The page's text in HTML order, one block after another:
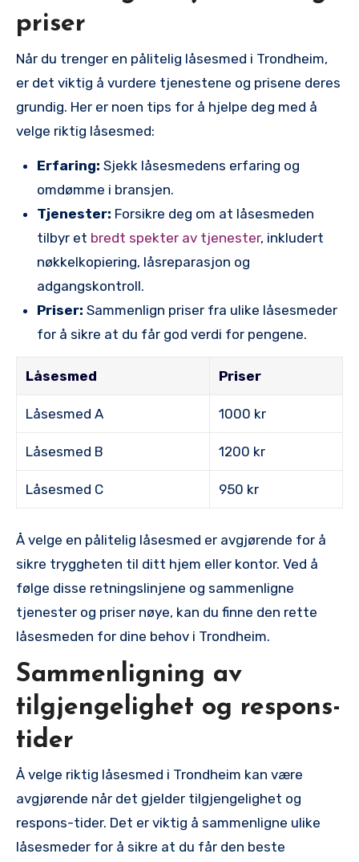
priser
Når du trenger en pålitelig låsesmed i Trondheim,
er det viktig å vurdere tjenestene og prisene deres
grundig. Her er noen tips for å hjelpe deg‍ med å
velge riktig låsesmed:
Erfaring: Sjekk låsesmedens erfaring og
omdømme i bransjen.
Tjenester: Forsikre deg om at låsesmeden
tilbyr et bredt spekter av​ tjenester, inkludert
nøkkelkopiering, låsreparasjon og
adgangskontroll.
Priser: Sammenlign priser fra ulike låsesmeder
for å sikre at du får god verdi for pengene.
Låsesmed Priser
Låsesmed A 1000 kr
Låsesmed B 1200 kr
Låsesmed C 950 kr
Å velge en pålitelig låsesmed er avgjørende for å
sikre tryggheten til ditt hjem eller⁤ kontor. Ved å
følge⁢ disse retningslinjene og sammenligne
tjenester og priser nøye, kan du ⁤finne den rette
låsesmeden for dine behov i Trondheim.
Sammenligning av
tilgjengelighet og respons-
tider
Å velge riktig låsesmed⁤ i Trondheim kan være
avgjørende når det gjelder tilgjengelighet og
⁣respons-tider. Det er viktig‍ å sammenligne ulike
låsesmeder for å sikre at du får den ⁣beste